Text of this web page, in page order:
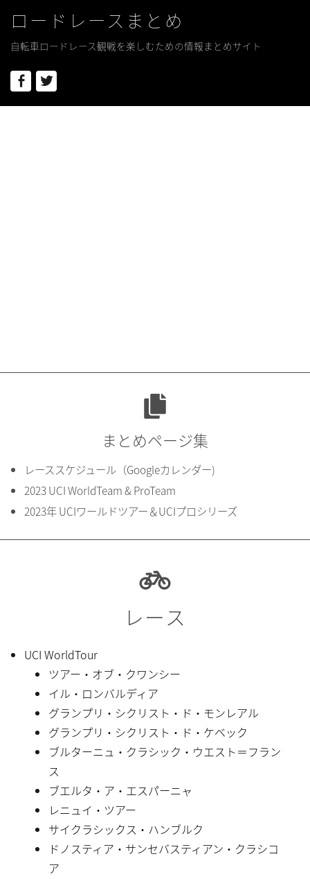
ロードレースまとめ
自転車ロードレース観戦を楽しむための情報まとめサイト
Facebook
まとめページ集
レーススケジュール（Googleカレンダー)
2023 UCI WorldTeam & ProTeam
2023年 UCIワールドツアー＆UCIプロシリーズ
レース
UCI WorldTour
ツアー・オブ・クワンシー
イル・ロンバルディア
グランプリ・シクリスト・ド・モンレアル
グランプリ・シクリスト・ド・ケベック
ブルターニュ・クラシック・ウエスト＝フラン
ス
ブエルタ・ア・エスパーニャ
レニュイ・ツアー
サイクラシックス・ハンブルク
ドノスティア・サンセバスティアン・クラシコ
ア